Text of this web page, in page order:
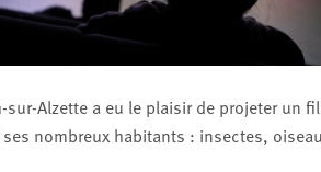
Alzette a eu le plaisir de projeter un
nombreux habitants : insectes,